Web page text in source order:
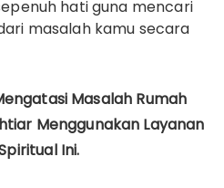
hati guna mencari
masalah kamu secara
Masalah Rumah
Menggunakan Layanan
Ini.